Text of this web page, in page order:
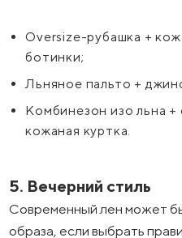
Oversize-рубашка +
ботинки;
Льняное пальто +
Комбинезон изо льна
кожаная куртка.
5. Вечерний стиль
Современный лен может
образа, если выбрать